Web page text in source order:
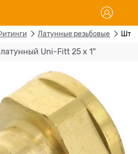
Латунные резьбовые
Uni-Fitt 25 x 1"